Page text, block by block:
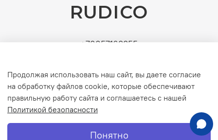
+79857163355
УСН (без НДС). Официальные b2b-поставки
серверного и инженерного оборудования
RUDICO
Интернет-магазин создан на inSales
Продолжая использовать наш сайт, вы даете согласие
на обработку файлов cookie, которые обеспечивают
правильную работу сайта и соглашаетесь с нашей
Политикой безопасности
Понятно
обработки